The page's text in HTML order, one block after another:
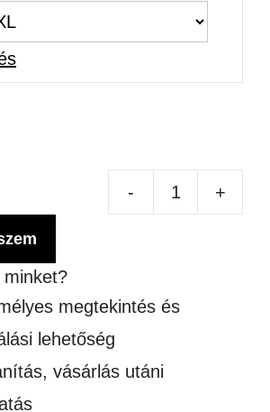
- +
megtekintés és
lehetőség
vásárlás utáni